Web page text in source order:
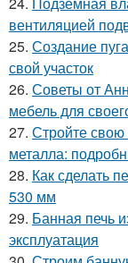
вентиляцией
25. Создание
свой участок
26. Советы от
мебель для
27. Стройте свою
металла:
28. Как сделать
530 мм
29. Банная печь
эксплуатация